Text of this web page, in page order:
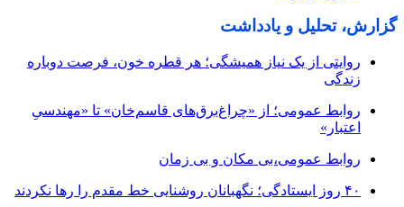
گزارش، تحلیل و یادداشت
روایتی از یک نیاز همیشگی؛ هر قطره خون، فرصت دوباره
زندگی
روابط عمومی؛ از «چراغ‌برق‌های قاسم‌خان» تا «مهندسیِ
اعتبار»
روابط عمومی،بی مکان و بی زمان
۴۰ روز ایستادگی؛ نگهبانان روشنایی خط مقدم را رها نکردند